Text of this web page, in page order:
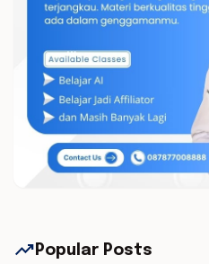
trending_up Popular Posts